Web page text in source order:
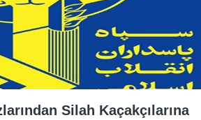
Silah Kaçakçılarına